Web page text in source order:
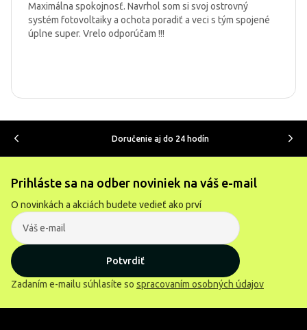
Maximálna spokojnosť. Navrhol som si svoj ostrovný
systém fotovoltaiky a ochota poradiť a veci s tým spojené
úplne super. Vrelo odporúčam !!!
Doručenie aj do 24 hodín
Prihláste sa na odber noviniek na váš e-mail
O novinkách a akciách budete vedieť ako prví
Potvrdiť
Zadaním e-mailu súhlasíte so spracovaním osobných údajov